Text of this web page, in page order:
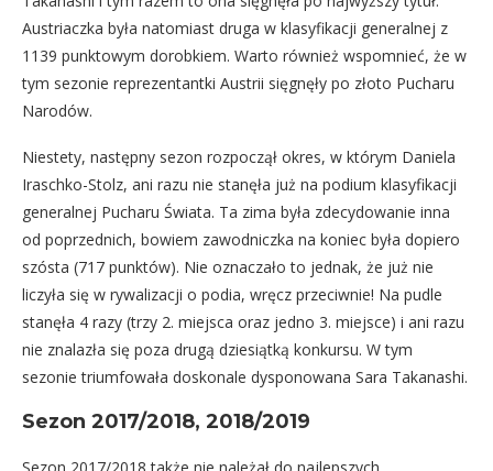
Austriaczka była natomiast druga w klasyfikacji generalnej z
1139 punktowym dorobkiem. Warto również wspomnieć, że w
tym sezonie reprezentantki Austrii sięgnęły po złoto Pucharu
Narodów.
Niestety, następny sezon rozpoczął okres, w którym Daniela
Iraschko-Stolz, ani razu nie stanęła już na podium klasyfikacji
generalnej Pucharu Świata. Ta zima była zdecydowanie inna
od poprzednich, bowiem zawodniczka na koniec była dopiero
szósta (717 punktów). Nie oznaczało to jednak, że już nie
liczyła się w rywalizacji o podia, wręcz przeciwnie! Na pudle
stanęła 4 razy (trzy 2. miejsca oraz jedno 3. miejsce) i ani razu
nie znalazła się poza drugą dziesiątką konkursu. W tym
sezonie triumfowała doskonale dysponowana Sara Takanashi.
Sezon 2017/2018, 2018/2019